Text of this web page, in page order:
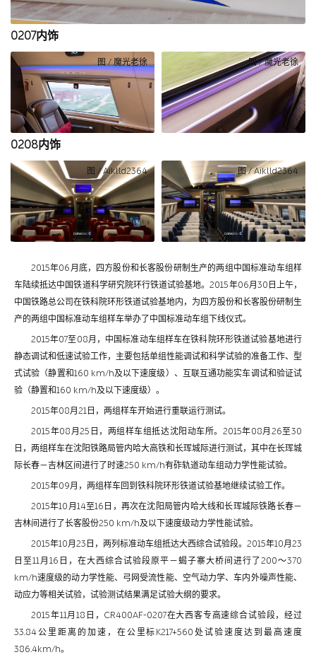
0207内饰
图 / 魔光老徐 图 / 魔光老徐
0208内饰
图 / Aiklld2364 图 / Aiklld2364
2015年06月底，四方股份和长客股份研制生产的两组中国标准动车组样
车陆续抵达中国铁道科学研究院环行铁道试验基地。2015年06月30日上午，
中国铁路总公司在铁科院环形铁道试验基地内，为四方股份和长客股份研制生
产的两组中国标准动车组样车举办了中国标准动车组下线仪式。
2015年07至08月，中国标准动车组样车在铁科院环形铁道试验基地进行
静态调试和低速试验工作，主要包括单组性能调试和科学试验的准备工作、型
式试验（静置和160 km/h及以下速度级）、互联互通功能实车调试和验证试
验（静置和160 km/h及以下速度级）。
2015年08月21日，两组样车开始进行重联运行测试。
2015年08月25日，两组样车组抵达沈阳动车所。2015年08月26至30
日，两组样车在沈阳铁路局管内哈大高铁和长珲城际进行测试，其中在长珲城
际长春－吉林区间进行了时速250 km/h有砟轨道动车组动力学性能试验。
2015年09月，两组样车回到铁科院环形铁道试验基地继续试验工作。
2015年10月14至16日，再次在沈阳局管内哈大线和长珲城际铁路长春－
吉林间进行了长客股份250 km/h及以下速度级动力学性能试验。
2015年10月23日，两列标准动车组抵达大西综合试验段。2015年10月23
日至11月16日，在大西综合试验段原平－蝎子寨大桥间进行了200～370
km/h速度级的动力学性能、弓网受流性能、空气动力学、车内外噪声性能、
动应力等相关试验，试验测试结果满足试验大纲的要求。
2015年11月18日，CR400AF-0207在大西客专高速综合试验段，经过
33.84公里距离的加速，在公里标K217+560处试验速度达到最高速度
386.4km/h。